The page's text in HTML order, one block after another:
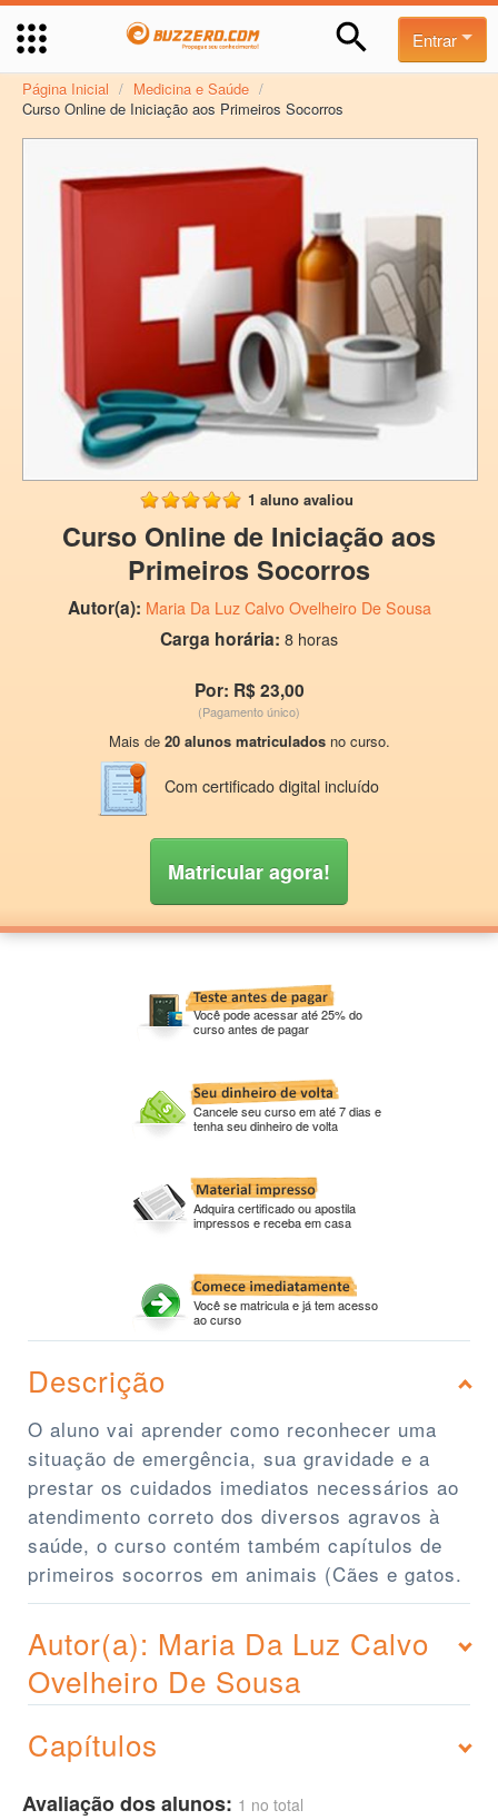
Entrar
Página Inicial / Medicina e Saúde /
Curso Online de Iniciação aos Primeiros Socorros
1 aluno avaliou
Curso Online de Iniciação aos
Primeiros Socorros
Autor(a): Maria Da Luz Calvo Ovelheiro De Sousa
Carga horária: 8 horas
Por: R$ 23,00
(Pagamento único)
Mais de 20 alunos matriculadosno curso.
Com certificado digital incluído
Matricular agora!
Você pode acessar até 25% do
curso antes de pagar
Cancele seu curso em até 7 dias e
tenha seu dinheiro de volta
Adquira certificado ou apostila
impressos e receba em casa
Você se matricula e já tem acesso
ao curso
Descrição
O aluno vai aprender como reconhecer uma
situação de emergência, sua gravidade e a
prestar os cuidados imediatos necessários ao
atendimento correto dos diversos agravos à
saúde, o curso contém também capítulos de
primeiros socorros em animais (Cães e gatos.
Autor(a): Maria Da Luz Calvo
Ovelheiro De Sousa
Capítulos
Avaliação dos alunos: 1 no total